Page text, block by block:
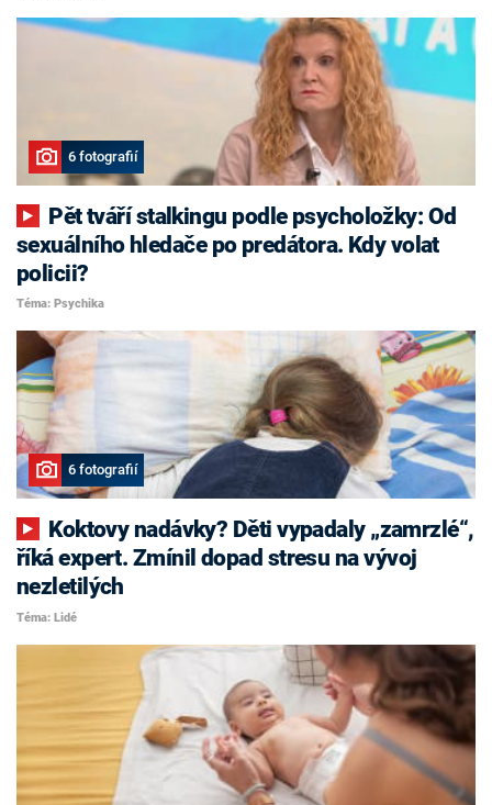
6 fotografií
sexuálního hledače po predátora. Kdy volat
policii?
Téma: Psychika
6 fotografií
říká expert. Zmínil dopad stresu na vývoj
nezletilých
Téma: Lidé